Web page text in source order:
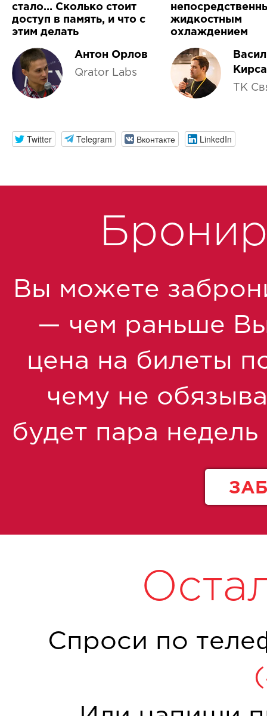
стало… Сколько стоит
доступ в память, и что с
этим делать
Антон Орлов
Qrator Labs
жидкостным
охлаждением
ТК
Twitter Telegram Вконтакте LinkedIn
Вы можете
— чем раньше Вы
цена на билеты
чему не
будет пара
Спроси по